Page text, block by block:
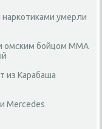
умерли
омским бойцом ММА
из Карабаша
Mercedes